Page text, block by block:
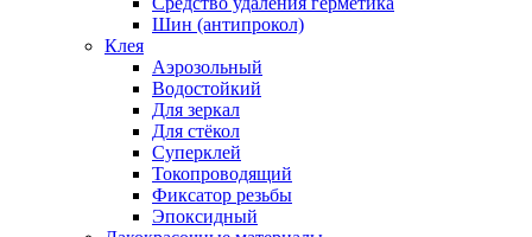
Шин (антипрокол)
Клея
Аэрозольный
Водостойкий
Для зеркал
Для стёкол
Суперклей
Токопроводящий
Фиксатор резьбы
Эпоксидный